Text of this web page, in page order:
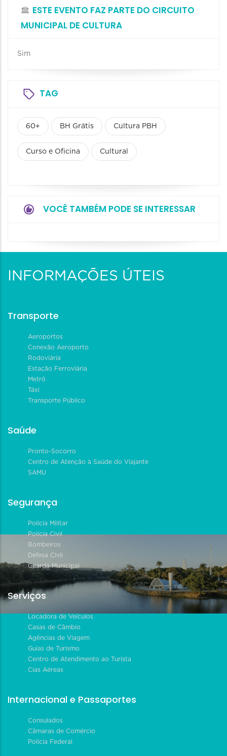
ESTE EVENTO FAZ PARTE DO CIRCUITO
MUNICIPAL DE CULTURA
Sim
TAG
60+ BH Grátis Cultura PBH
Curso e Oficina Cultural
VOCÊ TAMBÉM PODE SE INTERESSAR
INFORMAÇÕES ÚTEIS
Transporte
Aeroportos
Conexão Aeroporto
Rodoviária
Estação Ferroviária
Metrô
Táxi
Transporte Público
Saúde
Pronto-Socorro
Centro de Atenção à Saúde do Viajante
SAMU
Segurança
Polícia Militar
Polícia Civil
Bombeiros
Defesa Civil
Guarda Municipal
Serviços
Locadora de Veículos
Casas de Câmbio
Agências de Viagem
Guias de Turismo
Centro de Atendimento ao Turista
Cias Aéreas
Internacional e Passaportes
Consulados
Câmaras de Comércio
Polícia Federal